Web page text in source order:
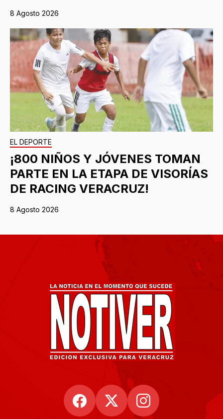
8 Agosto 2026
EL DEPORTE
¡800 NIÑOS Y JÓVENES TOMAN
PARTE EN LA ETAPA DE VISORÍAS
DE RACING VERACRUZ!
8 Agosto 2026